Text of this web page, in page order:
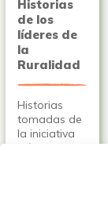
Historias
de los
líderes de
la
Ruralidad
Historias
tomadas de
la iniciativa
“Líderes de